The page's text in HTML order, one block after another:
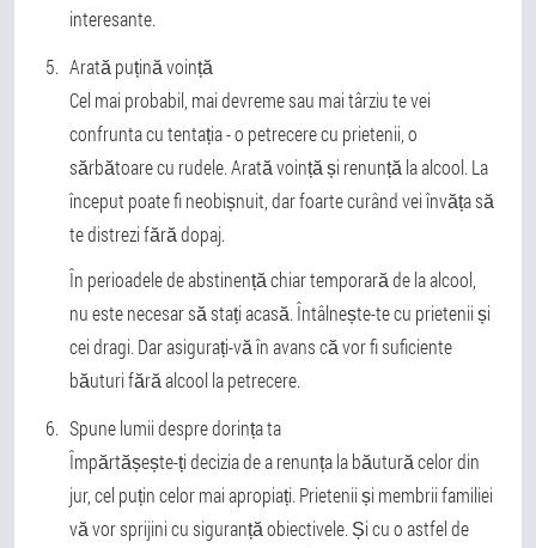
interesante.
Arată puțină voință
Cel mai probabil, mai devreme sau mai târziu te vei
confrunta cu tentația - o petrecere cu prietenii, o
sărbătoare cu rudele. Arată voință și renunță la alcool. La
început poate fi neobișnuit, dar foarte curând vei învăța să
te distrezi fără dopaj.
În perioadele de abstinență chiar temporară de la alcool,
nu este necesar să stați acasă. Întâlnește-te cu prietenii și
cei dragi. Dar asigurați-vă în avans că vor fi suficiente
băuturi fără alcool la petrecere.
Spune lumii despre dorința ta
Împărtășește-ți decizia de a renunța la băutură celor din
jur, cel puțin celor mai apropiați. Prietenii și membrii familiei
vă vor sprijini cu siguranță obiectivele. Și cu o astfel de